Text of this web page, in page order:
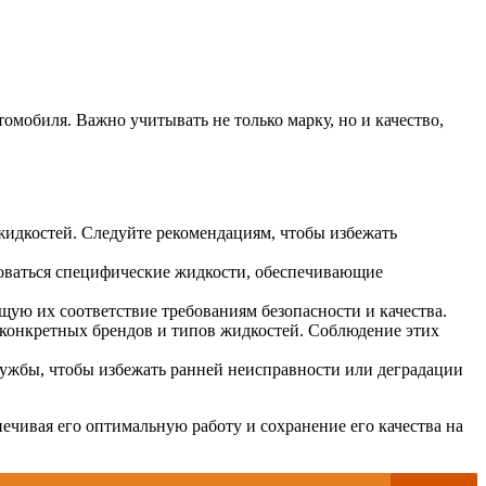
Важно учитывать не только марку, но и качество,
Следуйте рекомендациям, чтобы избежать
специфические жидкости, обеспечивающие
их соответствие требованиям безопасности и качества.
брендов и типов жидкостей. Соблюдение этих
чтобы избежать ранней неисправности или деградации
его оптимальную работу и сохранение его качества на